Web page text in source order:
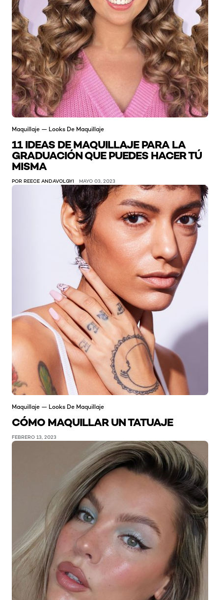
Maquillaje — Looks De Maquillaje
11 IDEAS DE MAQUILLAJE PARA LA
GRADUACIÓN QUE PUEDES HACER TÚ
MISMA
POR REECE ANDAVOLGYI MAYO 03, 2023
Maquillaje — Looks De Maquillaje
CÓMO MAQUILLAR UN TATUAJE
FEBRERO 13, 2023